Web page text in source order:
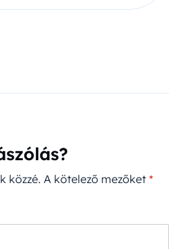
közzé. A kötelező mezőket *